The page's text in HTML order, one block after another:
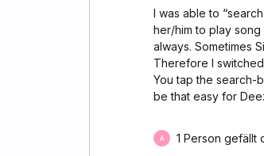
I was able to
her/him to play
always. Sometimes
Therefore I
You tap the search-
be that easy for
A 1 Person gefällt